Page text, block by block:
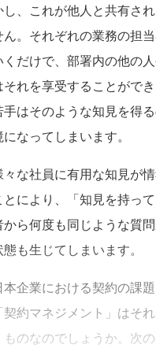
し、これが他人と共有さ
ん。それぞれの業務の担
だけで、部署内の他の
れを享受することがで
はそのような知見を得
なってしまいます。
な社員に有用な知見が
とにより、「知見を持っ
ら何度も同じような質
も生じてしまいます。
企業における契約の課
契約マネジメント」はそ
のなのでしょうか。次